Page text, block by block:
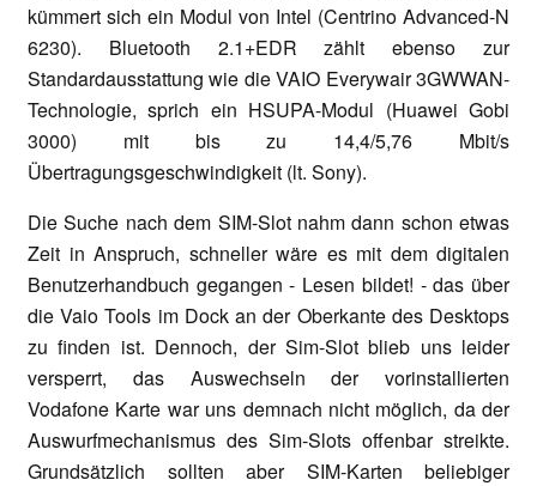
kümmert sich ein Modul von Intel (Centrino Advanced-N
6230). Bluetooth 2.1+EDR zählt ebenso zur
Standardausstattung wie die VAIO Everywair 3GWWAN-
Technologie, sprich ein HSUPA-Modul (Huawei Gobi
3000) mit bis zu 14,4/5,76 Mbit/s
Übertragungsgeschwindigkeit (lt. Sony).
Die Suche nach dem SIM-Slot nahm dann schon etwas
Zeit in Anspruch, schneller wäre es mit dem digitalen
Benutzerhandbuch gegangen - Lesen bildet! - das über
die Vaio Tools im Dock an der Oberkante des Desktops
zu finden ist. Dennoch, der Sim-Slot blieb uns leider
versperrt, das Auswechseln der vorinstallierten
Vodafone Karte war uns demnach nicht möglich, da der
Auswurfmechanismus des Sim-Slots offenbar streikte.
Grundsätzlich sollten aber SIM-Karten beliebiger